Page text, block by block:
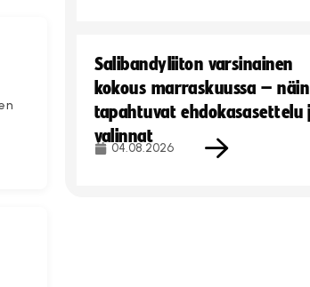
Salibandyliiton varsinainen
kokous marraskuussa – näin
tapahtuvat ehdokasasettelu
valinnat
04.08.2026